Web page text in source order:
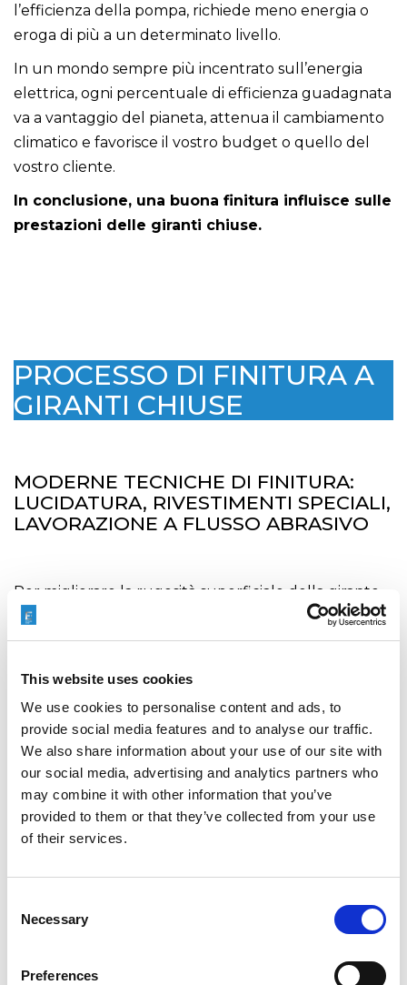
This website uses cookies
We use cookies to personalise content and ads, to
provide social media features and to analyse our traffic.
We also share information about your use of our site with
our social media, advertising and analytics partners who
may combine it with other information that you’ve
provided to them or that they’ve collected from your use
of their services.
Selection
Necessary
Preferences
l’efficienza della pompa, richiede meno energia o
eroga di più a un determinato livello.
In un mondo sempre più incentrato sull’energia
elettrica, ogni percentuale di efficienza guadagnata
va a vantaggio del pianeta, attenua il cambiamento
climatico e favorisce il vostro budget o quello del
vostro cliente.
In conclusione, una buona finitura influisce sulle
prestazioni delle giranti chiuse.
PROCESSO DI FINITURA A
GIRANTI CHIUSE
MODERNE TECNICHE DI FINITURA:
LUCIDATURA, RIVESTIMENTI SPECIALI,
LAVORAZIONE A FLUSSO ABRASIVO
Per migliorare la rugosità superficiale della girante
centrifuga sono disponibili diversi metodi di finitura.
Tra questi, la lucidatura a mano, la vibrazione, la
valutare:
il costo,
l’accesso alla manodopera
e l’omogeneità del risultato.
Se il fluido che trattate è aggressivo a causa di solidi,
temperatura elevata o carico chimico, ciò contribuirà
superfici di visione fuori linea su giranti chiuse sta
Fortunatamente, esiste una soluzione in cui la